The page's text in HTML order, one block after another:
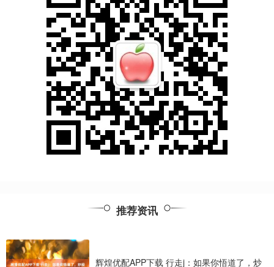
推荐资讯
辉煌优配APP下载 行走j：如果你悟道了，炒